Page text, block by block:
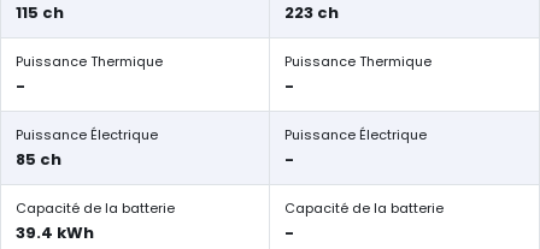
115 ch 223 ch
Puissance Thermique
-
Puissance Thermique
-
Puissance Électrique
85 ch
Puissance Électrique
-
Capacité de la batterie
39.4 kWh
Capacité de la batterie
-